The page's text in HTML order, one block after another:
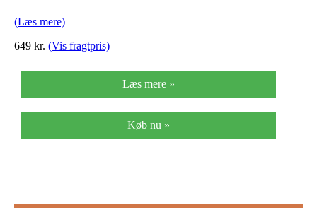
(Læs mere)
649 kr. (Vis fragtpris)
Læs mere »
Køb nu »